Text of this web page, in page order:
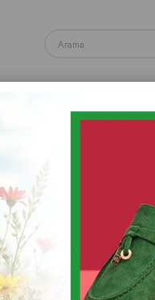
Spor